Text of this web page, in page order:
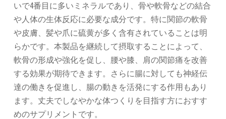
いで4番目に多いミネラルであり、骨や軟骨などの結合
や人体の生体反応に必要な成分です。特に関節の軟骨
や皮膚、髪や爪に硫黄が多く含有されていることは明
らかです。本製品を継続して摂取することによって、
軟骨の形成や強化を促し、腰や膝、肩の関節痛を改善
する効果が期待できます。さらに腸に対しても神経伝
達の働きを促進し、腸の動きを活発にする作用もあり
ます。丈夫でしなやかな体つくりを目指す方におすす
めのサプリメントです。